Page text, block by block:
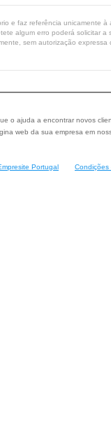
e faz referência unicamente à
algum erro poderá solicitar
sem autorização expressa
o ajuda a encontrar novos
web da sua empresa em
Portugal Condições